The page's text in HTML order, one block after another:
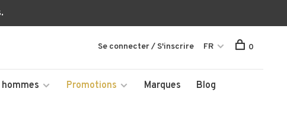
Promotions Marques Blog
Se connecter / S'inscrire FR 0